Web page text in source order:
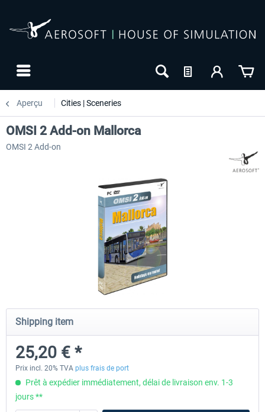
Aperçu Cities | Sceneries
OMSI 2 Add-on Thüringer Wald
30,24 € *
OMSI 2 Add-on Berlin Line
OMSI 2 Add-on Mallorca
OMSI 2 Add-on
Shipping item
25,20 € *
Prix incl. 20% TVA plus frais de port
Prêt à expédier immédiatement, délai de livraison env. 1-3
jours **